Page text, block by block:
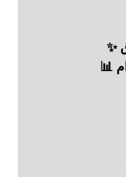
✨
📊